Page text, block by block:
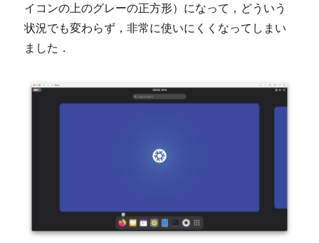
イコンの上のグレーの正方形）になって，どういう
状況でも変わらず，非常に使いにくくなってしまい
ました．